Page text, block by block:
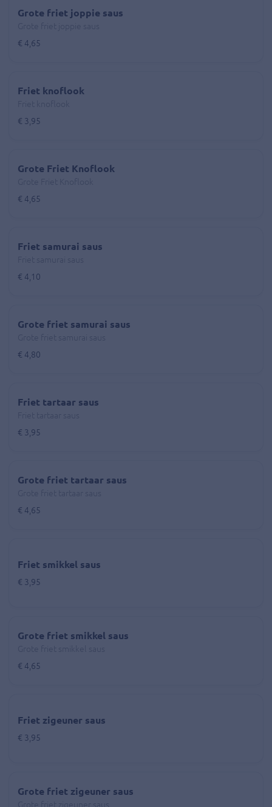
Grote friet joppie saus
€ 4,65
Friet knoflook
€ 3,95
Grote Friet Knoflook
€ 4,65
Friet samurai saus
€ 4,10
Grote friet samurai saus
€ 4,80
Friet tartaar saus
€ 3,95
Grote friet tartaar saus
€ 4,65
Friet smikkel saus
€ 3,95
Grote friet smikkel saus
€ 4,65
Friet zigeuner saus
€ 3,95
Grote friet zigeuner saus